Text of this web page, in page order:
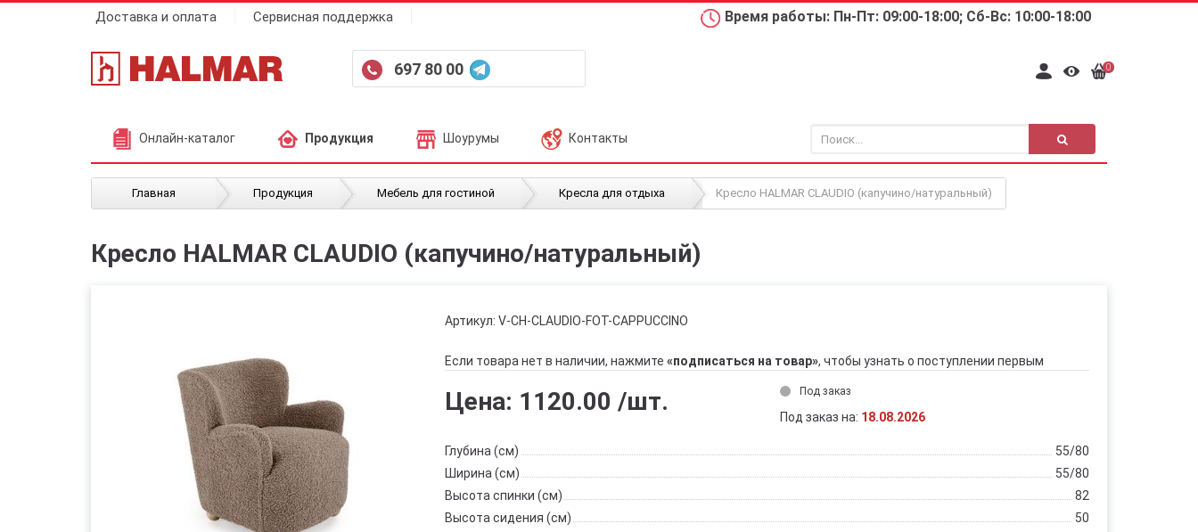
Доставка и оплата Сервисная поддержка Время работы: Пн-Пт: 09:00-18:00; Сб-Вс: 10:00-18:00
697 80 00 0
Онлайн-каталог Продукция Шоурумы Контакты
Главная / Продукция / Мебель для гостиной / Кресла для отдыха / Кресло HALMAR CLAUDIO (капучино/натуральный)
Кресло HALMAR CLAUDIO (капучино/натуральный)
Артикул: V-CH-CLAUDIO-FOT-CAPPUCCINO
Если товара нет в наличии, нажмите «подписаться на товар», чтобы узнать о поступлении первым
Цена: 1120.00 /шт. Под заказ
Под заказ на: 18.08.2026
Глубина (см)
55/80
Ширина (см)
55/80
Высота спинки (см)
82
Высота сидения (см)
50